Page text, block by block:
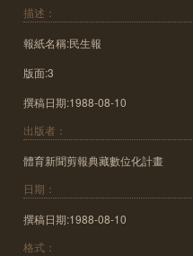
描述：
報紙名稱:民生報
版面:3
撰稿日期:1988-08-10
出版者：
體育新聞剪報典藏數位化計畫
日期：
撰稿日期:1988-08-10
格式：